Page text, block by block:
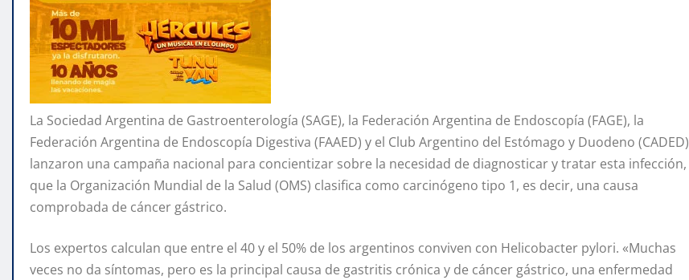
La Sociedad Argentina de Gastroenterología (SAGE), la Federación Argentina de Endoscopía (FAGE), la
Federación Argentina de Endoscopía Digestiva (FAAED) y el Club Argentino del Estómago y Duodeno (CADED)
lanzaron una campaña nacional para concientizar sobre la necesidad de diagnosticar y tratar esta infección,
que la Organización Mundial de la Salud (OMS) clasifica como carcinógeno tipo 1, es decir, una causa
comprobada de cáncer gástrico.
Los expertos calculan que entre el 40 y el 50% de los argentinos conviven con Helicobacter pylori. «Muchas
veces no da síntomas, pero es la principal causa de gastritis crónica y de cáncer gástrico, una enfermedad